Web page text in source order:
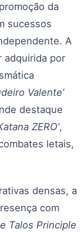
da
sucessos
A
por
Valente’
destaque
ZERO’,
letais,
densas, a
com
Talos Principle